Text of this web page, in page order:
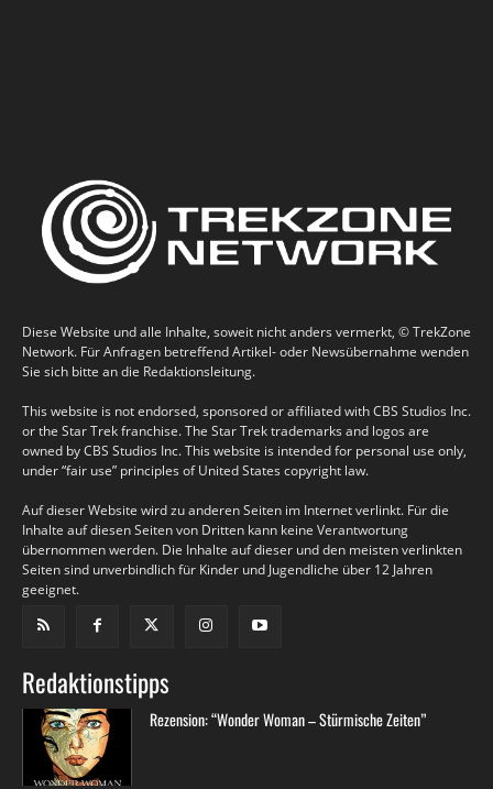
Diese Website und alle Inhalte, soweit nicht anders vermerkt, © TrekZone
Network. Für Anfragen betreffend Artikel- oder Newsübernahme wenden
Sie sich bitte an die Redaktionsleitung.
This website is not endorsed, sponsored or affiliated with CBS Studios Inc.
or the Star Trek franchise. The Star Trek trademarks and logos are
owned by CBS Studios Inc. This website is intended for personal use only,
under “fair use” principles of United States copyright law.
Auf dieser Website wird zu anderen Seiten im Internet verlinkt. Für die
Inhalte auf diesen Seiten von Dritten kann keine Verantwortung
übernommen werden. Die Inhalte auf dieser und den meisten verlinkten
Seiten sind unverbindlich für Kinder und Jugendliche über 12 Jahren
geeignet.
Redaktionstipps
Rezension: “Wonder Woman – Stürmische Zeiten”